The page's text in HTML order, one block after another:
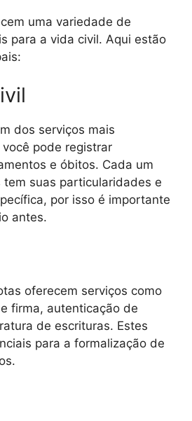
uma variedade de
para a vida civil. Aqui estão
dos serviços mais
pode registrar
e óbitos. Cada um
tem suas particularidades e
por isso é importante
antes.
oferecem serviços como
firma, autenticação de
de escrituras. Estes
para a formalização de